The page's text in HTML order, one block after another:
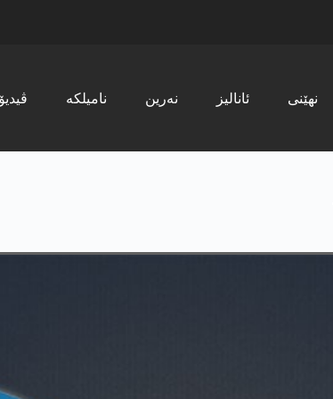
ڤیدیۆ نامیلکە نەرین ئانالیز نھێنی